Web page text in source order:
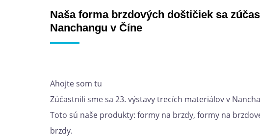
Naša forma brzdových doštičiek sa
Nanchangu v Číne
Ahojte som tu
Zúčastnili sme sa 23. výstavy trecích materiálov v
Toto sú naše produkty: formy na brzdy, formy na
brzdy.